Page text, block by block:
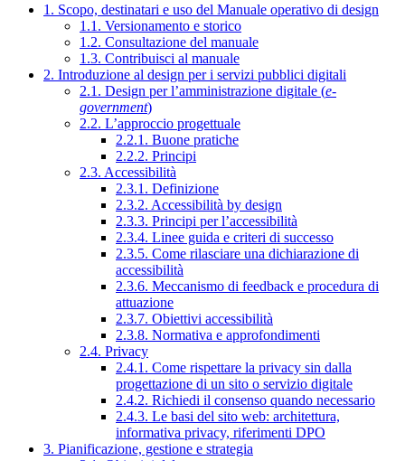
1. Scopo, destinatari e uso del Manuale operativo di design
1.1. Versionamento e storico
1.2. Consultazione del manuale
1.3. Contribuisci al manuale
2. Introduzione al design per i servizi pubblici digitali
2.1. Design per l’amministrazione digitale (e-
government)
2.2. L’approccio progettuale
2.2.1. Buone pratiche
2.2.2. Principi
2.3. Accessibilità
2.3.1. Definizione
2.3.2. Accessibilità by design
2.3.3. Principi per l’accessibilità
2.3.4. Linee guida e criteri di successo
2.3.5. Come rilasciare una dichiarazione di
accessibilità
2.3.6. Meccanismo di feedback e procedura di
attuazione
2.3.7. Obiettivi accessibilità
2.3.8. Normativa e approfondimenti
2.4. Privacy
2.4.1. Come rispettare la privacy sin dalla
progettazione di un sito o servizio digitale
2.4.2. Richiedi il consenso quando necessario
2.4.3. Le basi del sito web: architettura,
informativa privacy, riferimenti DPO
3. Pianificazione, gestione e strategia